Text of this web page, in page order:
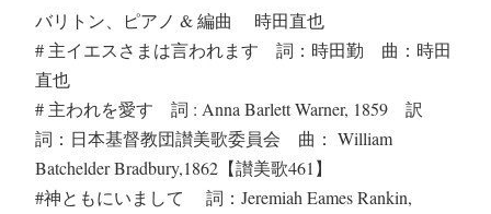
バリトン、ピアノ & 編曲 時田直也
# 主イエスさまは言われます 詞：時田勤 曲：時田
直也
# 主われを愛す 詞 : Anna Barlett Warner, 1859 訳
詞：日本基督教団讃美歌委員会 曲： William
Batchelder Bradbury,1862【讃美歌461】
#神ともにいまして 詞：Jeremiah Eames Rankin,